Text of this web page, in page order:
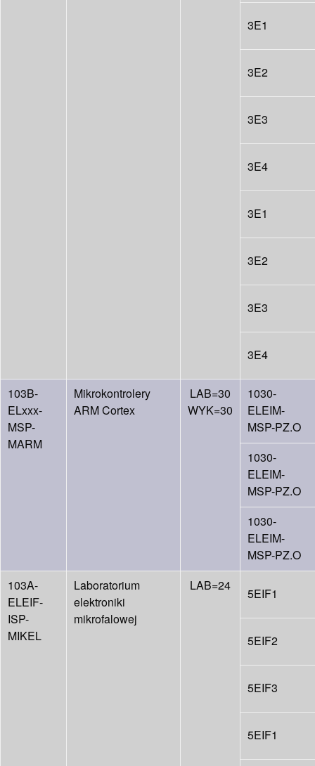
3E1
3E2
3E3
3E4
3E1
3E2
3E3
3E4
103B-
ELxxx-
MSP-
MARM
Mikrokontrolery
ARM Cortex
LAB=30
WYK=30
1030-
ELEIM-
MSP-PZ.O
1030-
ELEIM-
MSP-PZ.O
1030-
ELEIM-
MSP-PZ.O
103A-
ELEIF-
ISP-
MIKEL
Laboratorium
elektroniki
mikrofalowej
LAB=24
5EIF1
5EIF2
5EIF3
5EIF1